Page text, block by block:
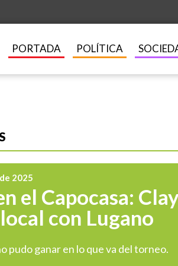
PORTADA POLÍTICA
2025
el Capocasa:
con Lugano
pudo ganar en lo que va del torneo.